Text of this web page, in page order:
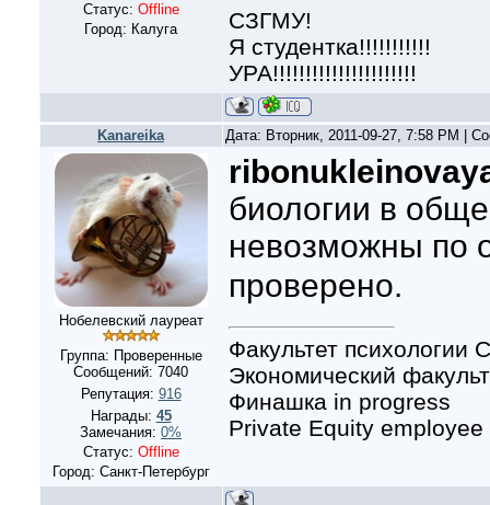
Статус: Offline
Город: Калуга
СЗГМУ!
Я студентка!!!!!!!!!!!
УРА!!!!!!!!!!!!!!!!!!!!!!
Kanareika Дата: Вторник, 2011-09-27, 7:58 PM |
Нобелевский лауреат
Группа: Проверенные
Сообщений: 7040
Репутация: 916
Награды: 45
Замечания: 0%
Статус: Offline
Город: Санкт-Петербург
биологии в
невозможны по
проверено.
Факультет психологии
Экономический
Финашка in progress
Private Equity employee